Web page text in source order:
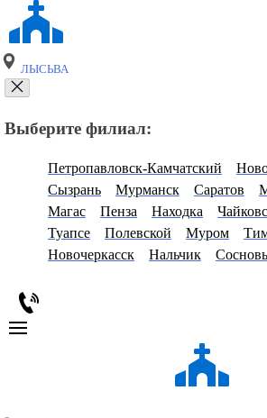
ЛЫСЬВА
Выберите филиал:
Петропавловск-Камчатский
Сызрань
Мурманск Саратов
Магас
Пенза Находка
Туапсе
Полевской Муром
Новочеркасск
Нальчик